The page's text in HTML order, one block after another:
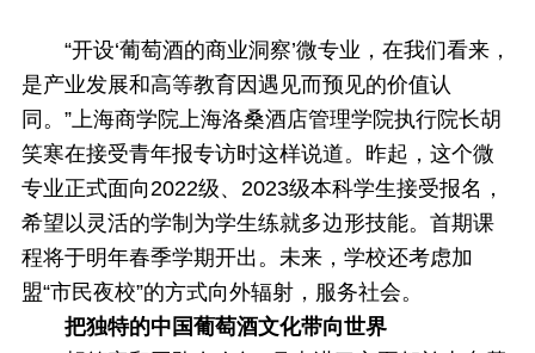
“开设‘葡萄酒的商业洞察’微专业，在我们看来，
是产业发展和高等教育因遇见而预见的价值认
同。”上海商学院上海洛桑酒店管理学院执行院长胡
笑寒在接受青年报专访时这样说道。昨起，这个微
专业正式面向2022级、2023级本科学生接受报名，
希望以灵活的学制为学生练就多边形技能。首期课
程将于明年春季学期开出。未来，学校还考虑加
盟“市民夜校”的方式向外辐射，服务社会。
把独特的中国葡萄酒文化带向世界